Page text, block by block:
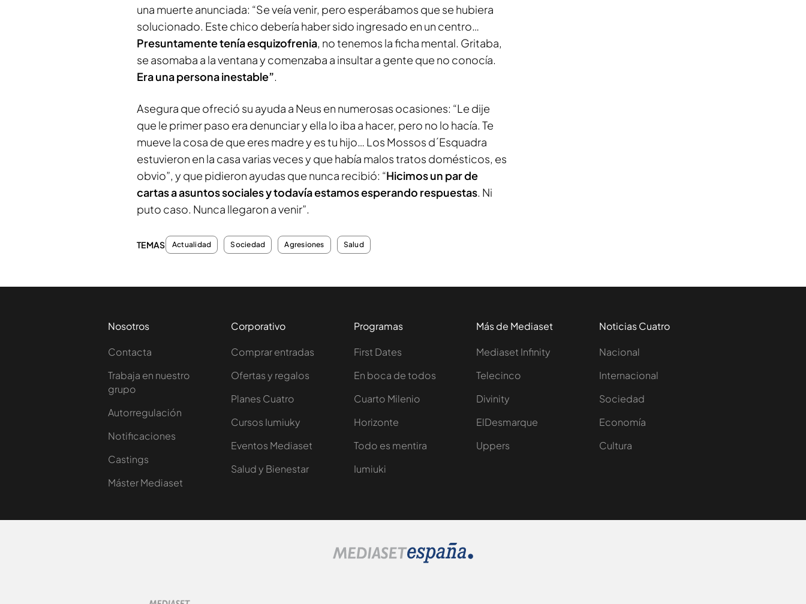
una muerte anunciada: “Se veía venir, pero esperábamos que se hubiera
solucionado. Este chico debería haber sido ingresado en un centro…
Presuntamente tenía esquizofrenia, no tenemos la ficha mental. Gritaba,
se asomaba a la ventana y comenzaba a insultar a gente que no conocía.
Era una persona inestable”.
Asegura que ofreció su ayuda a Neus en numerosas ocasiones: “Le dije
que le primer paso era denunciar y ella lo iba a hacer, pero no lo hacía. Te
mueve la cosa de que eres madre y es tu hijo… Los Mossos d´Esquadra
estuvieron en la casa varias veces y que había malos tratos domésticos, es
obvio”, y que pidieron ayudas que nunca recibió: “Hicimos un par de
cartas a asuntos sociales y todavía estamos esperando respuestas. Ni
puto caso. Nunca llegaron a venir”.
TEMAS Actualidad Sociedad Agresiones Salud
Nosotros
Contacta
Trabaja en nuestro
grupo
Autorregulación
Notificaciones
Castings
Máster Mediaset
Corporativo
Comprar entradas
Ofertas y regalos
Planes Cuatro
Cursos Iumiuky
Eventos Mediaset
Salud y Bienestar
Programas
First Dates
En boca de todos
Cuarto Milenio
Horizonte
Todo es mentira
Iumiuki
Más de Mediaset
Mediaset Infinity
Telecinco
Divinity
ElDesmarque
Uppers
Noticias Cuatro
Nacional
Internacional
Sociedad
Economía
Cultura